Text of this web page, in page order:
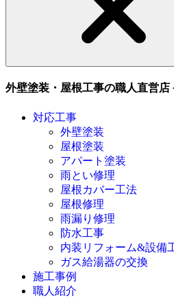
外壁塗装・屋根工事の職人直営
対応工事
外壁塗装
屋根塗装
アパート塗装
雨とい修理
屋根カバー工法
屋根修理
雨漏り修理
防水工事
内装リフォーム&設備
ガス給湯器の交換
施工事例
職人紹介